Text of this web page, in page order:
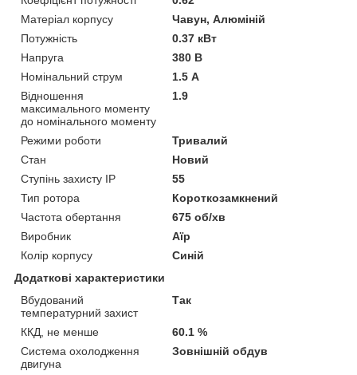
Матеріал корпусу
Чавун, Алюміній
Потужність
0.37 кВт
Напруга
380 В
Номінальний струм
1.5 А
Відношення
максимального моменту
до номінального моменту
1.9
Режими роботи
Тривалий
Стан
Новий
Ступінь захисту IP
55
Тип ротора
Короткозамкнений
Частота обертання
675 об/хв
Виробник
Аїр
Колір корпусу
Синій
Додаткові характеристики
Вбудований
температурний захист
Так
ККД, не менше
60.1 %
Система охолодження
двигуна
Зовнішній обдув